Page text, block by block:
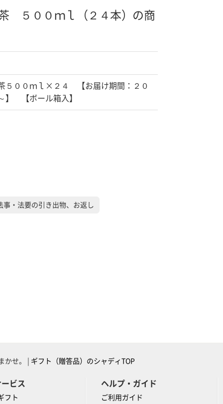
５００ｍｌ（２４本）の商
５００ｍｌ×２４ 【お届け期間：２０
】 【ボール箱入】
事・法要の引き出物、お返し
かせ。 | ギフト（贈答品）のシャディTOP
ビス
フト
ヘルプ・ガイド
ご利用ガイド